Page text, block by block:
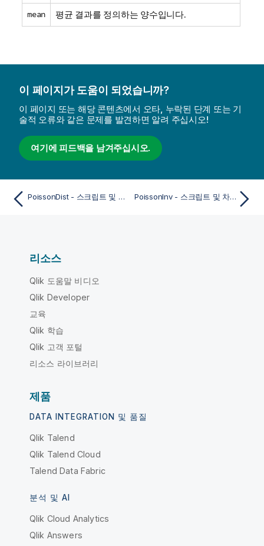
mean 평균 결과를 정의하는 양수입니다.
이 페이지가 도움이 되었습니까?
이 페이지 또는 해당 콘텐츠에서 오타, 누락된 단계 또는 기
술적 오류와 같은 문제를 발견하면 알려 주십시오!
여기에 피드백을 남겨주십시오.
PoissonDist - 스크립트 및 차트 함수 PoissonInv - 스크립트 및 차트 함수
리소스
Qlik 도움말 비디오
Qlik Developer
교육
Qlik 학습
Qlik 고객 포털
리소스 라이브러리
제품
DATA INTEGRATION 및 품질
Qlik Talend
Qlik Talend Cloud
Talend Data Fabric
분석 및 AI
Qlik Cloud Analytics
Qlik Answers